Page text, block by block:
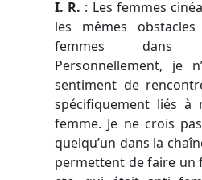
I. R. : Les femmes
les mêmes
femmes dans
Personnellement, je
sentiment de
spécifiquement liés à
femme. Je ne crois
quelqu’un dans la
permettent de faire un